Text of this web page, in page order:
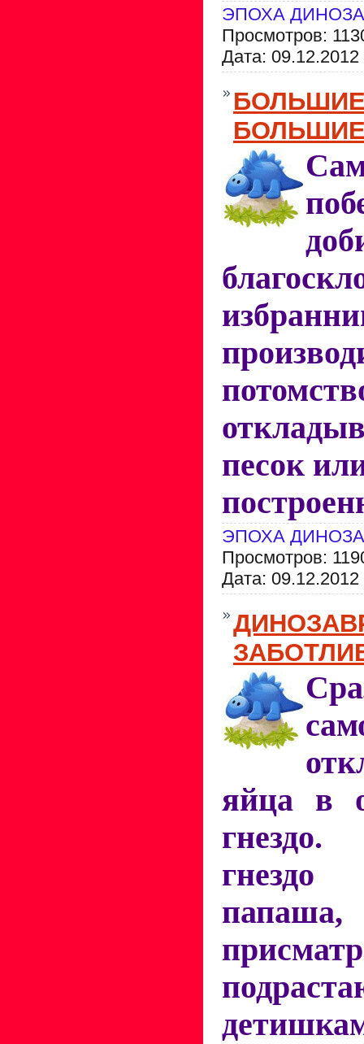
ЭПОХА
Просмотров:
Дата: 09.12.2012
песок
ЭПОХА
Просмотров:
Дата: 09.12.2012
яйца в
гнездо